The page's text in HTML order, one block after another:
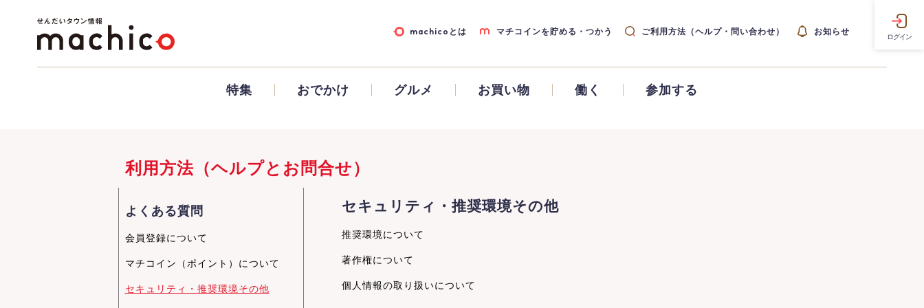
machicoとは マチコインを貯める・つかう ご利用方法（ヘルプ・問い合わせ） お知らせ
ログイン
特集 おでかけ グルメ お買い物 働く 参加する
利用方法（ヘルプとお問合せ）
よくある質問
会員登録について
マチコイン（ポイント）について
セキュリティ・推奨環境その他
セキュリティ・推奨環境その他
推奨環境について
著作権について
個人情報の取り扱いについて